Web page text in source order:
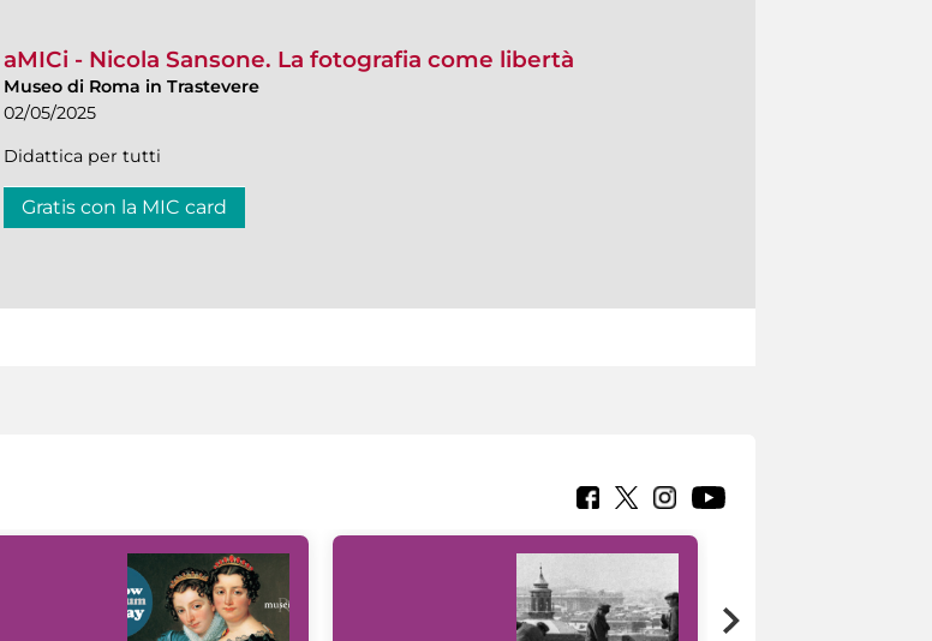
aMICi - Nicola Sansone. La fotografia come libertà
Museo di Roma in Trastevere
02/05/2025
Didattica per tutti
Gratis con la MIC card